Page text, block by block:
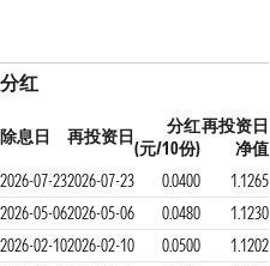
分红
除息日 再投资日
分红
(元/10份)
再投资日
净值
2026-07-232026-07-23 0.0400
1.1265
2026-05-062026-05-06 0.0480
1.1230
2026-02-102026-02-10 0.0500
1.1202